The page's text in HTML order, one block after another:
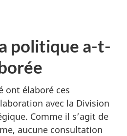
politique a-t-
ont élaboré ces
avec la Division
Comme il s’agit de
aucune consultation